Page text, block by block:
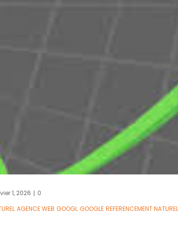
1, 2026 | 0
AGENCE WEB GOOGL GOOGLE REFERENCEMENT NATUREL